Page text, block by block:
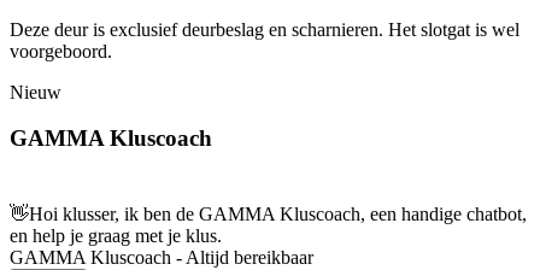
Deze deur is exclusief deurbeslag en scharnieren. Het slotgat is wel
voorgeboord.
Nieuw
GAMMA Kluscoach
👋Hoi klusser, ik ben de GAMMA Kluscoach, een handige chatbot,
en help je graag met je klus.
GAMMA Kluscoach - Altijd bereikbaar